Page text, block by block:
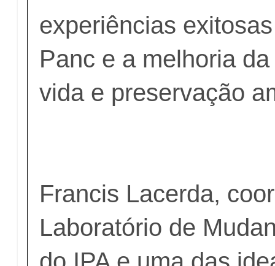
experiências
Panc e a melhoria
vida e preservação
Francis Lacerda,
Laboratório de